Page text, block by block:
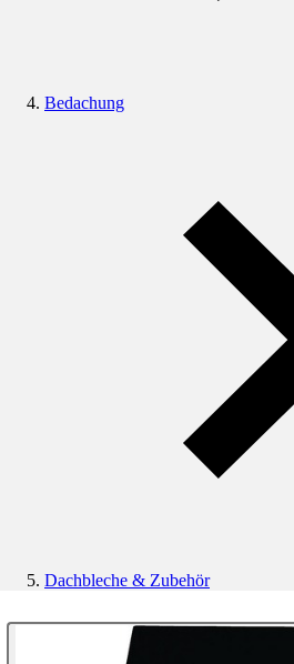
Bedachung
Dachbleche & Zubehör